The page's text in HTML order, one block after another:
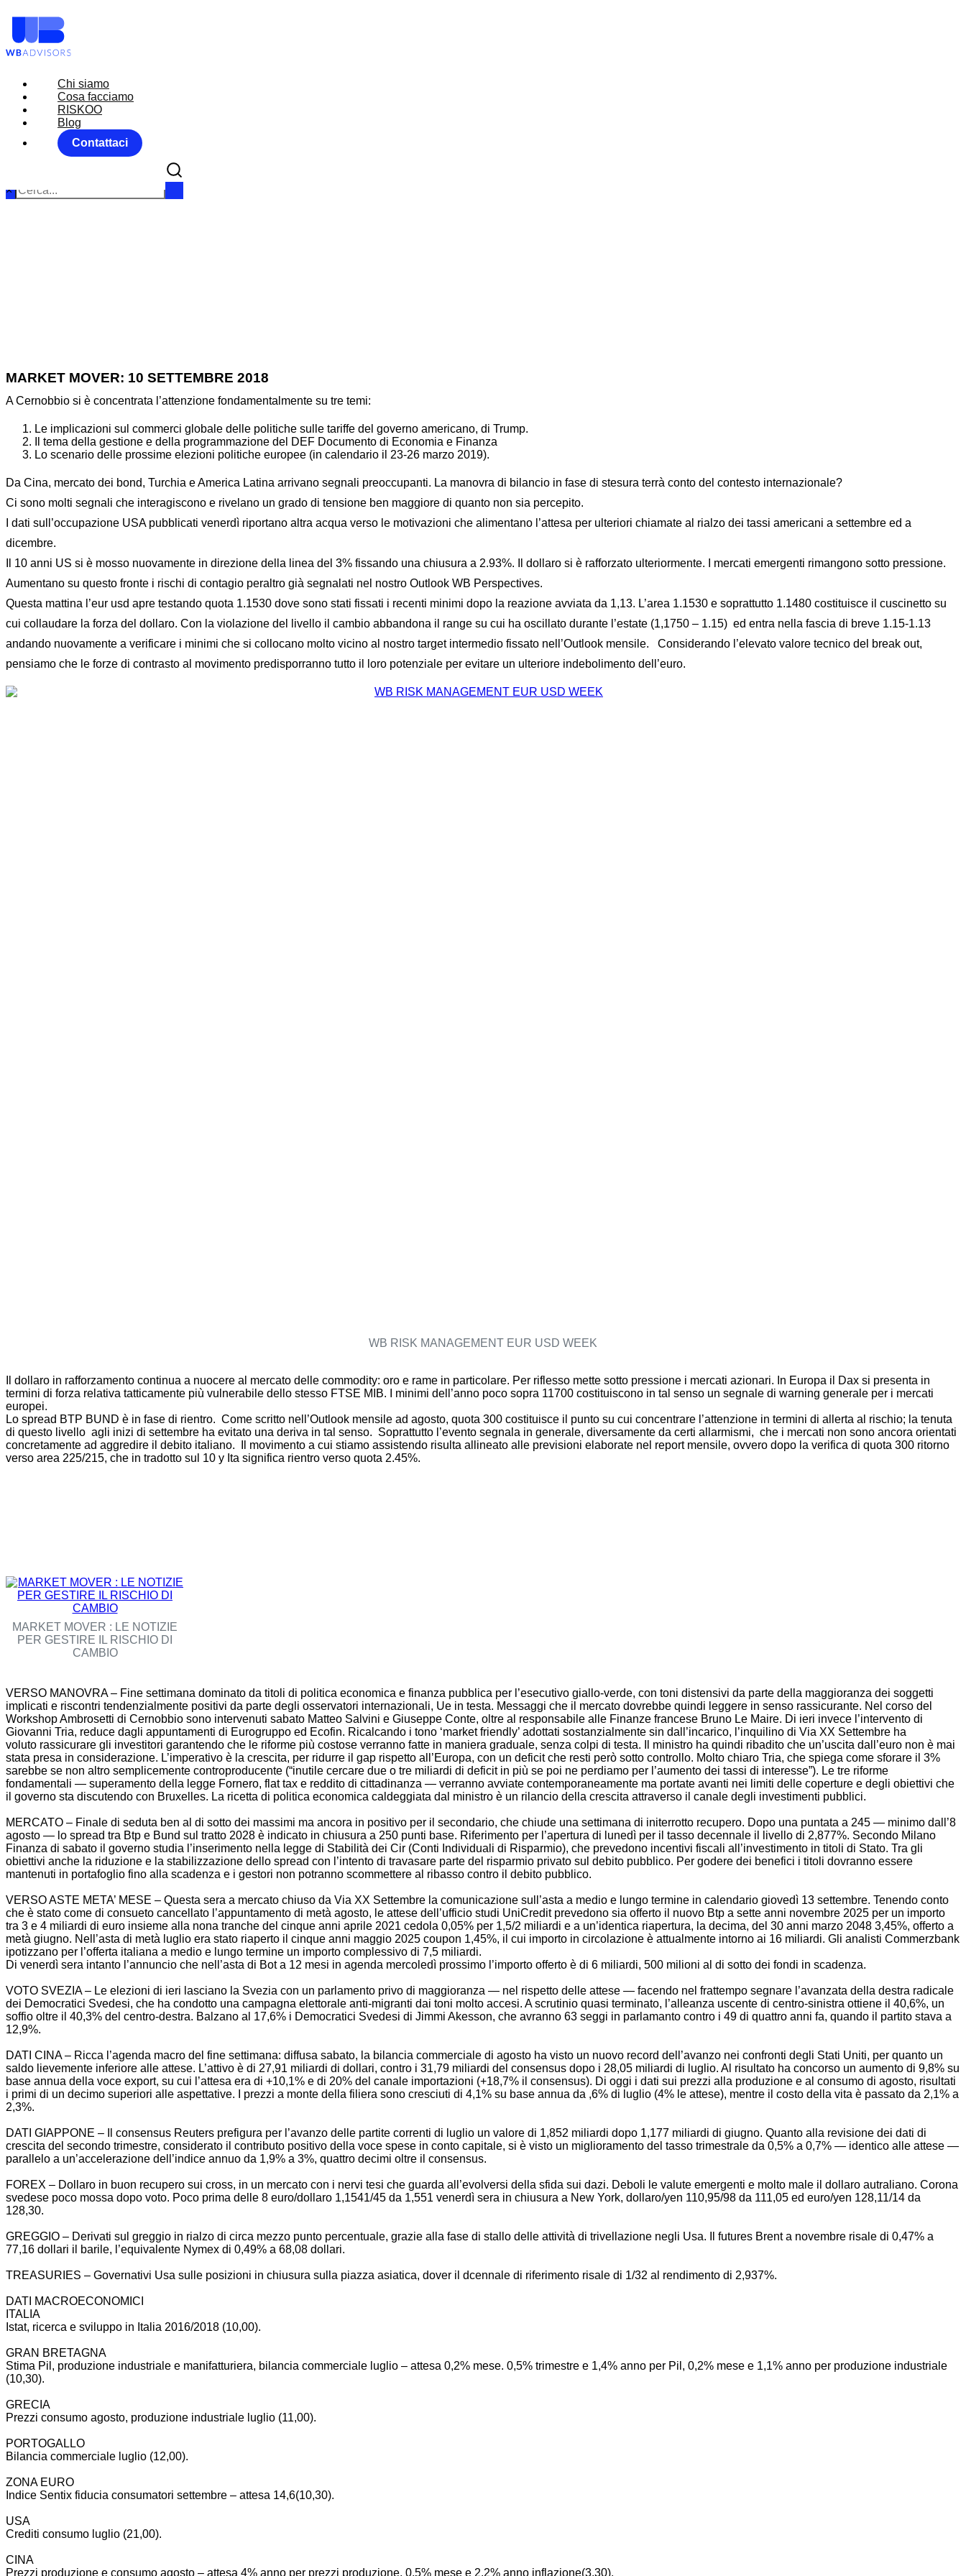
Chi siamo
Cosa facciamo
RISKOO
Blog
Contattaci
Chi siamo
Cosa facciamo
RISKOO
Blog
Contattaci
×
MARKET MOVER: 10 SETTEMBRE 2018
A Cernobbio si è concentrata l’attenzione fondamentalmente su tre temi:
Le implicazioni sul commerci globale delle politiche sulle tariffe del governo americano, di Trump.
Il tema della gestione e della programmazione del DEF Documento di Economia e Finanza
Lo scenario delle prossime elezioni politiche europee (in calendario il 23-26 marzo 2019).
Da Cina, mercato dei bond, Turchia e America Latina arrivano segnali preoccupanti. La manovra di bilancio in fase di stesura terrà conto del contesto internazionale?
Ci sono molti segnali che interagiscono e rivelano un grado di tensione ben maggiore di quanto non sia percepito.
I dati sull’occupazione USA pubblicati venerdì riportano altra acqua verso le motivazioni che alimentano l’attesa per ulteriori chiamate al rialzo dei tassi americani a settembre ed a
dicembre.
Il 10 anni US si è mosso nuovamente in direzione della linea del 3% fissando una chiusura a 2.93%. Il dollaro si è rafforzato ulteriormente. I mercati emergenti rimangono sotto pressione.
Aumentano su questo fronte i rischi di contagio peraltro già segnalati nel nostro Outlook WB Perspectives.
Questa mattina l’eur usd apre testando quota 1.1530 dove sono stati fissati i recenti minimi dopo la reazione avviata da 1,13. L’area 1.1530 e soprattutto 1.1480 costituisce il cuscinetto su
cui collaudare la forza del dollaro. Con la violazione del livello il cambio abbandona il range su cui ha oscillato durante l’estate (1,1750 – 1.15) ed entra nella fascia di breve 1.15-1.13
andando nuovamente a verificare i minimi che si collocano molto vicino al nostro target intermedio fissato nell’Outlook mensile. Considerando l’elevato valore tecnico del break out,
pensiamo che le forze di contrasto al movimento predisporranno tutto il loro potenziale per evitare un ulteriore indebolimento dell’euro.
WB RISK MANAGEMENT EUR USD WEEK
Il dollaro in rafforzamento continua a nuocere al mercato delle commodity: oro e rame in particolare. Per riflesso mette sotto pressione i mercati azionari. In Europa il Dax si presenta in
termini di forza relativa tatticamente più vulnerabile dello stesso FTSE MIB. I minimi dell’anno poco sopra 11700 costituiscono in tal senso un segnale di warning generale per i mercati
europei.
Lo spread BTP BUND è in fase di rientro. Come scritto nell’Outlook mensile ad agosto, quota 300 costituisce il punto su cui concentrare l’attenzione in termini di allerta al rischio; la tenuta
di questo livello agli inizi di settembre ha evitato una deriva in tal senso. Soprattutto l’evento segnala in generale, diversamente da certi allarmismi, che i mercati non sono ancora orientati
concretamente ad aggredire il debito italiano. Il movimento a cui stiamo assistendo risulta allineato alle previsioni elaborate nel report mensile, ovvero dopo la verifica di quota 300 ritorno
verso area 225/215, che in tradotto sul 10 y Ita significa rientro verso quota 2.45%.
MARKET MOVER : LE NOTIZIE
PER GESTIRE IL RISCHIO DI
CAMBIO
VERSO MANOVRA – Fine settimana dominato da titoli di politica economica e finanza pubblica per l’esecutivo giallo-verde, con toni distensivi da parte della maggioranza dei soggetti
implicati e riscontri tendenzialmente positivi da parte degli osservatori internazionali, Ue in testa. Messaggi che il mercato dovrebbe quindi leggere in senso rassicurante. Nel corso del
Workshop Ambrosetti di Cernobbio sono intervenuti sabato Matteo Salvini e Giuseppe Conte, oltre al responsabile alle Finanze francese Bruno Le Maire. Di ieri invece l’intervento di
Giovanni Tria, reduce dagli appuntamenti di Eurogruppo ed Ecofin. Ricalcando i tono ‘market friendly’ adottati sostanzialmente sin dall’incarico, l’inquilino di Via XX Settembre ha
voluto rassicurare gli investitori garantendo che le riforme più costose verranno fatte in maniera graduale, senza colpi di testa. Il ministro ha quindi ribadito che un’uscita dall’euro non è mai
stata presa in considerazione. L’imperativo è la crescita, per ridurre il gap rispetto all’Europa, con un deficit che resti però sotto controllo. Molto chiaro Tria, che spiega come sforare il 3%
sarebbe se non altro semplicemente controproducente (“inutile cercare due o tre miliardi di deficit in più se poi ne perdiamo per l’aumento dei tassi di interesse”). Le tre riforme
fondamentali — superamento della legge Fornero, flat tax e reddito di cittadinanza — verranno avviate contemporaneamente ma portate avanti nei limiti delle coperture e degli obiettivi che
il governo sta discutendo con Bruxelles. La ricetta di politica economica caldeggiata dal ministro è un rilancio della crescita attraverso il canale degli investimenti pubblici.
MERCATO – Finale di seduta ben al di sotto dei massimi ma ancora in positivo per il secondario, che chiude una settimana di initerrotto recupero. Dopo una puntata a 245 — minimo dall’8
agosto — lo spread tra Btp e Bund sul tratto 2028 è indicato in chiusura a 250 punti base. Riferimento per l’apertura di lunedì per il tasso decennale il livello di 2,877%. Secondo Milano
Finanza di sabato il governo studia l’inserimento nella legge di Stabilità dei Cir (Conti Individuali di Risparmio), che prevedono incentivi fiscali all’investimento in titoli di Stato. Tra gli
obiettivi anche la riduzione e la stabilizzazione dello spread con l’intento di travasare parte del risparmio privato sul debito pubblico. Per godere dei benefici i titoli dovranno essere
mantenuti in portafoglio fino alla scadenza e i gestori non potranno scommettere al ribasso contro il debito pubblico.
VERSO ASTE META’ MESE – Questa sera a mercato chiuso da Via XX Settembre la comunicazione sull’asta a medio e lungo termine in calendario giovedì 13 settembre. Tenendo conto
che è stato come di consueto cancellato l’appuntamento di metà agosto, le attese dell’ufficio studi UniCredit prevedono sia offerto il nuovo Btp a sette anni novembre 2025 per un importo
tra 3 e 4 miliardi di euro insieme alla nona tranche del cinque anni aprile 2021 cedola 0,05% per 1,5/2 miliardi e a un’identica riapertura, la decima, del 30 anni marzo 2048 3,45%, offerto a
metà giugno. Nell’asta di metà luglio era stato riaperto il cinque anni maggio 2025 coupon 1,45%, il cui importo in circolazione è attualmente intorno ai 16 miliardi. Gli analisti Commerzbank
ipotizzano per l’offerta italiana a medio e lungo termine un importo complessivo di 7,5 miliardi.
Di venerdì sera intanto l’annuncio che nell’asta di Bot a 12 mesi in agenda mercoledì prossimo l’importo offerto è di 6 miliardi, 500 milioni al di sotto dei fondi in scadenza.
VOTO SVEZIA – Le elezioni di ieri lasciano la Svezia con un parlamento privo di maggioranza — nel rispetto delle attese — facendo nel frattempo segnare l’avanzata della destra radicale
dei Democratici Svedesi, che ha condotto una campagna elettorale anti-migranti dai toni molto accesi. A scrutinio quasi terminato, l’alleanza uscente di centro-sinistra ottiene il 40,6%, un
soffio oltre il 40,3% del centro-destra. Balzano al 17,6% i Democratici Svedesi di Jimmi Akesson, che avranno 63 seggi in parlamanto contro i 49 di quattro anni fa, quando il partito stava a
12,9%.
DATI CINA – Ricca l’agenda macro del fine settimana: diffusa sabato, la bilancia commerciale di agosto ha visto un nuovo record dell’avanzo nei confronti degli Stati Uniti, per quanto un
saldo lievemente inferiore alle attese. L’attivo è di 27,91 miliardi di dollari, contro i 31,79 miliardi del consensus dopo i 28,05 miliardi di luglio. Al risultato ha concorso un aumento di 9,8% su
base annua della voce export, su cui l’attesa era di +10,1% e di 20% del canale importazioni (+18,7% il consensus). Di oggi i dati sui prezzi alla produzione e al consumo di agosto, risultati
i primi di un decimo superiori alle aspettative. I prezzi a monte della filiera sono cresciuti di 4,1% su base annua da ,6% di luglio (4% le attese), mentre il costo della vita è passato da 2,1% a
2,3%.
DATI GIAPPONE – Il consensus Reuters prefigura per l’avanzo delle partite correnti di luglio un valore di 1,852 miliardi dopo 1,177 miliardi di giugno. Quanto alla revisione dei dati di
crescita del secondo trimestre, considerato il contributo positivo della voce spese in conto capitale, si è visto un miglioramento del tasso trimestrale da 0,5% a 0,7% — identico alle attese —
parallelo a un’accelerazione dell’indice annuo da 1,9% a 3%, quattro decimi oltre il consensus.
FOREX – Dollaro in buon recupero sui cross, in un mercato con i nervi tesi che guarda all’evolversi della sfida sui dazi. Deboli le valute emergenti e molto male il dollaro autraliano. Corona
svedese poco mossa dopo voto. Poco prima delle 8 euro/dollaro 1,1541/45 da 1,551 venerdì sera in chiusura a New York, dollaro/yen 110,95/98 da 111,05 ed euro/yen 128,11/14 da
128,30.
GREGGIO – Derivati sul greggio in rialzo di circa mezzo punto percentuale, grazie alla fase di stallo delle attività di trivellazione negli Usa. Il futures Brent a novembre risale di 0,47% a
77,16 dollari il barile, l’equivalente Nymex di 0,49% a 68,08 dollari.
TREASURIES – Governativi Usa sulle posizioni in chiusura sulla piazza asiatica, dover il dcennale di riferimento risale di 1/32 al rendimento di 2,937%.
DATI MACROECONOMICI
ITALIA
Istat, ricerca e sviluppo in Italia 2016/2018 (10,00).
GRAN BRETAGNA
Stima Pil, produzione industriale e manifatturiera, bilancia commerciale luglio – attesa 0,2% mese. 0,5% trimestre e 1,4% anno per Pil, 0,2% mese e 1,1% anno per produzione industriale
(10,30).
GRECIA
Prezzi consumo agosto, produzione industriale luglio (11,00).
PORTOGALLO
Bilancia commerciale luglio (12,00).
ZONA EURO
Indice Sentix fiducia consumatori settembre – attesa 14,6(10,30).
USA
Crediti consumo luglio (21,00).
CINA
Prezzi produzione e consumo agosto – attesa 4% anno per prezzi produzione, 0,5% mese e 2,2% anno inflazione(3,30).